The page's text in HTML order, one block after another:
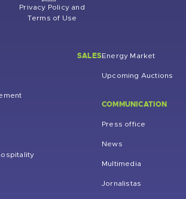
Privacy Policy and
Terms of Use
SALESEnergy Market
Upcoming Auctions
COMMUNICATION
Press office
News
Multimedia
Jornalistas